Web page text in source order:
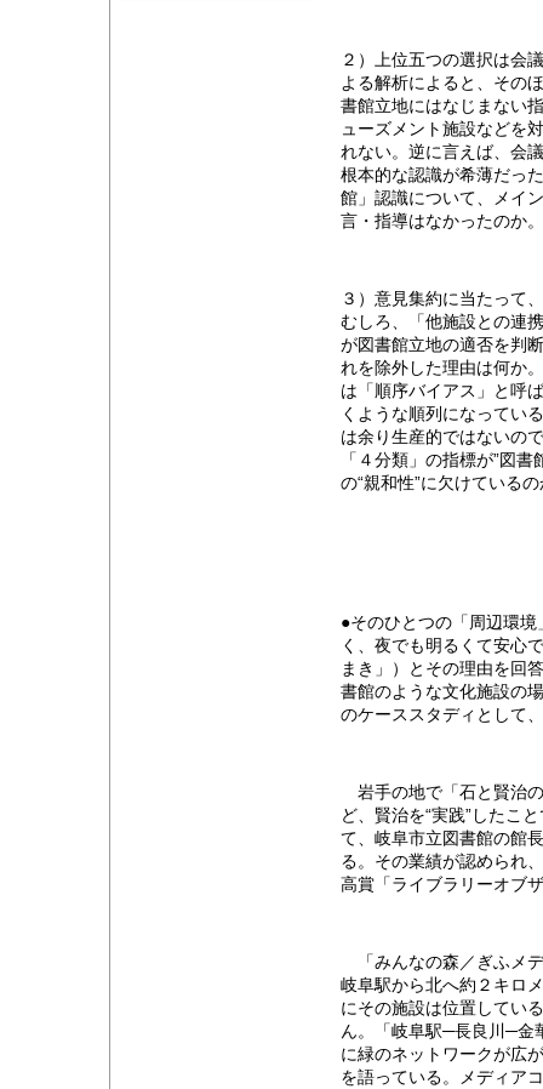
２）上位五つの選択は会
よる解析によると、その
書館立地にはなじまない
ューズメント施設などを
れない。逆に言えば、会
根本的な認識が希薄だっ
館」認識について、メイ
言・指導はなかったのか。
３）意見集約に当たって
むしろ、「他施設との連
が図書館立地の適否を判
れを除外した理由は何か
は「順序バイアス」と呼
くような順列になってい
は余り生産的ではないの
「４分類」の指標が”図
の“親和性”に欠けている
●そのひとつの「周辺環
く、夜でも明るくて安心
まき」）とその理由を回
書館のような文化施設の
のケーススタディとして
岩手の地で「石と賢治
ど、賢治を“実践”したこ
て、岐阜市立図書館の館
る。その業績が認められ
高賞「ライブラリーオブ
「みんなの森／ぎふメ
岐阜駅から北へ約２キロ
にその施設は位置してい
ん。「岐阜駅─長良川─金
に緑のネットワークが広
を語っている。メディア